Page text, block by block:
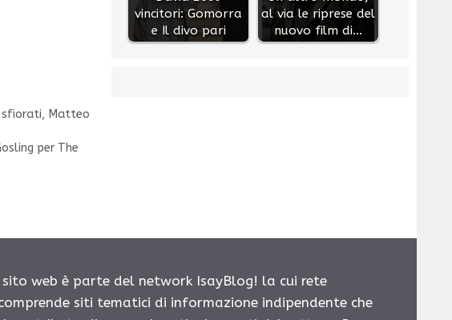
sfiorati, Matteo
per The
vincitori: Gomorra
e Il divo pari
al via le riprese del
nuovo film di…
sito web è parte del network IsayBlog! la cui rete
siti tematici di informazione indipendente che